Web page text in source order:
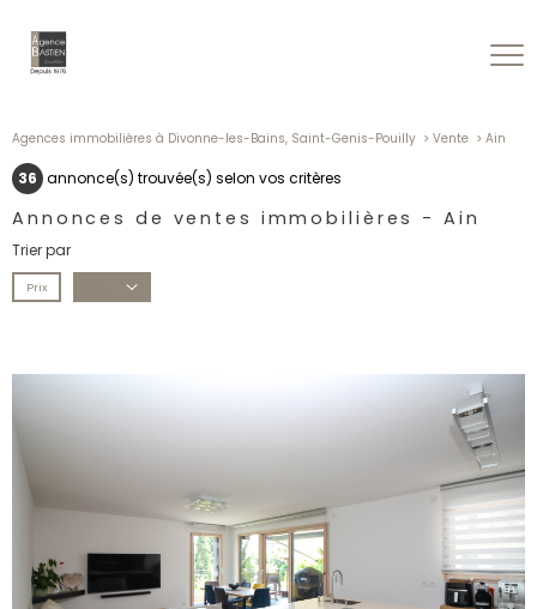
Agences immobilières à Divonne-les-Bains, Saint-Genis-Pouilly Vente Ain
36 annonce(s) trouvée(s) selon vos critères
Annonces de ventes immobilières - Ain
Trier par
Prix
voir le
bien